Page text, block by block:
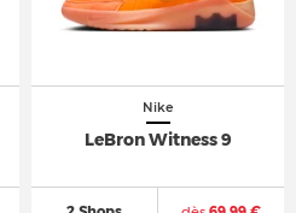
Nike
LeBron Witness 9